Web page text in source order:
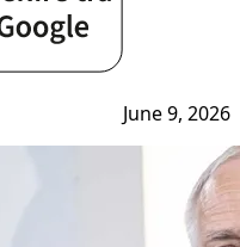
June 9, 2026